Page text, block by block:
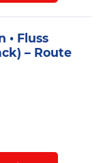
• Fluss
– Route